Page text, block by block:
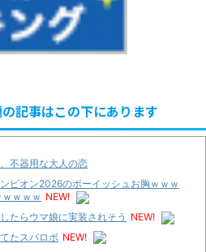
記事はこの下にあります
不器用な大人の恋
ピオン2026のボーイッシュお胸ｗｗｗ
ｗｗｗ NEW!
たらウマ娘に実装されそう NEW!
たスパロボ NEW!